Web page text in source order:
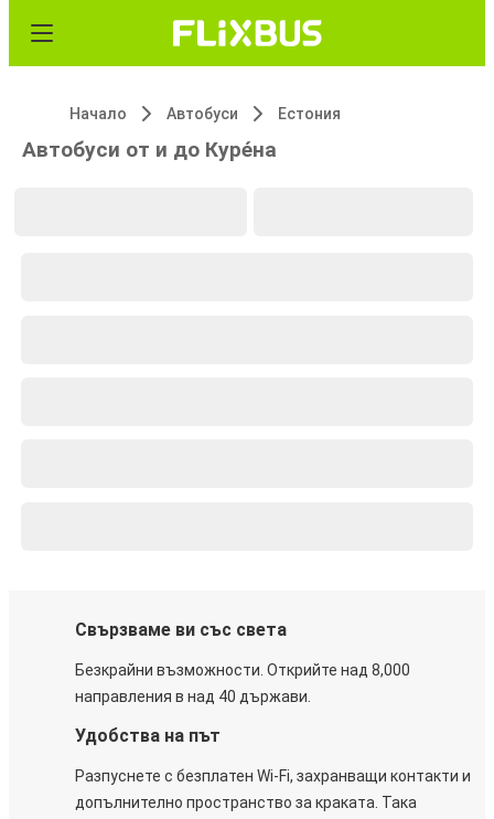
Начало Автобуси Естония
Автобуси от и до Куре́на
Свързваме ви със света
Безкрайни възможности. Открийте над 8,000
направления в над 40 държави.
Удобства на път
Разпуснете с безплатен Wi-Fi, захранващи контакти и
допълнително пространство за краката. Така